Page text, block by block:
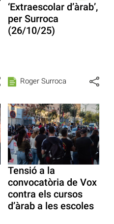
‘Extraescolar d’àrab’,
per Surroca
(26/10/25)
Roger Surroca
Tensió a la
convocatòria de Vox
contra els cursos
d’àrab a les escoles